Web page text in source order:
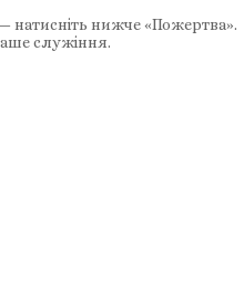
натисніть нижче «Пожертва».
служіння.